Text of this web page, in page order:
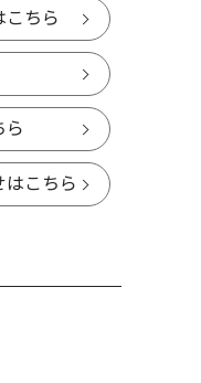
こちら
ら
はこちら